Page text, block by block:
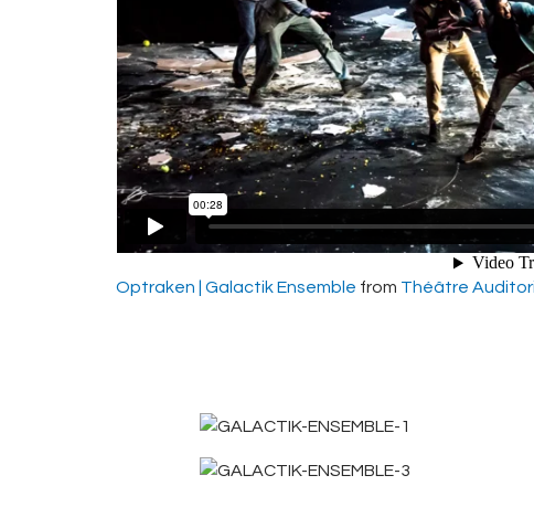
Optraken | Galactik Ensemble from Théâtre